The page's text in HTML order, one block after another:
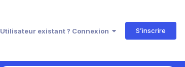
Utilisateur existant ? Connexion S’inscrire